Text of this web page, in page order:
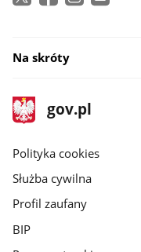
Na skróty
stopka
gov.pl
Strona
gov.pl
gov.pl
Polityka cookies
Służba cywilna
Profil zaufany
BIP